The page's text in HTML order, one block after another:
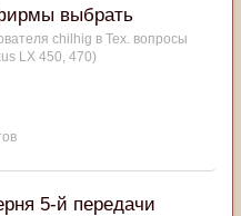
выбрать
chilhig в Тех. вопросы
LX 450, 470)
5-й передачи